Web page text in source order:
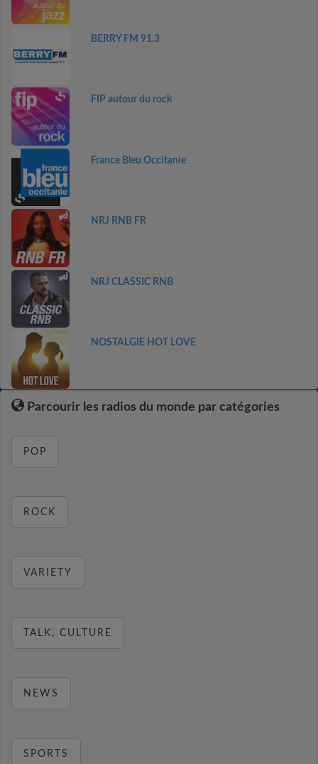
BERRY FM 91.3
FIP autour du rock
France Bleu Occitanie
NRJ RNB FR
NRJ CLASSIC RNB
NOSTALGIE HOT LOVE
Parcourir les radios du monde par catégories
POP
ROCK
VARIETY
TALK, CULTURE
NEWS
SPORTS